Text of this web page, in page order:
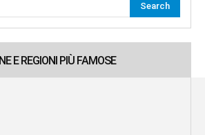
Search
E REGIONI PIÙ FAMOSE